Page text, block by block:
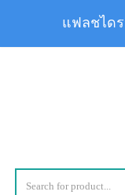
แฟลชไดร